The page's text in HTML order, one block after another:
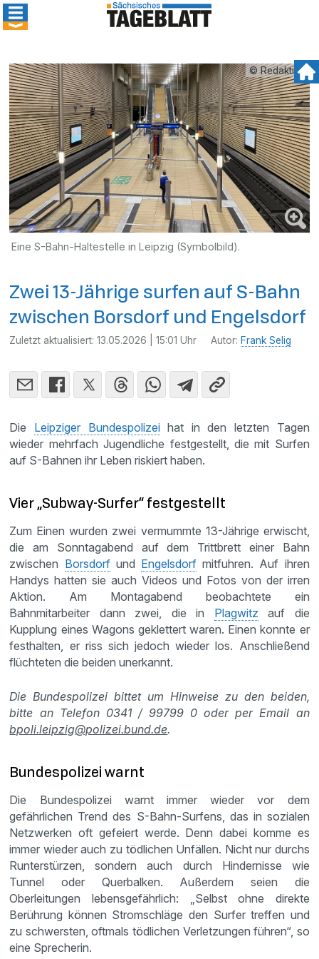
© Redaktion
Eine S-Bahn-Haltestelle in Leipzig (Symbolbild).
Zwei 13-Jährige surfen auf S-Bahn
zwischen Borsdorf und Engelsdorf
Zuletzt aktualisiert:13.05.2026 | 15:01 Uhr Autor: Frank Selig
Die Leipziger Bundespolizeihat in den letzten Tagen
wieder mehrfach Jugendliche festgestellt, die mit Surfen
auf S-Bahnen ihr Leben riskiert haben.
Vier „Subway-Surfer“ festgestellt
Zum Einen wurden zwei vermummte 13-Jährige erwischt,
die am Sonntagabend auf dem Trittbrett einer Bahn
zwischen Borsdorfund Engelsdorf mitfuhren. Auf ihren
Handys hatten sie auch Videos und Fotos von der irren
Aktion. Am Montagabend beobachtete ein
Bahnmitarbeiter dann zwei, die in Plagwitz auf die
Kupplung eines Wagons geklettert waren. Einen konnte er
festhalten, er riss sich jedoch wieder los. Anschließend
flüchteten die beiden unerkannt.
Die Bundespolizei bittet um Hinweise zu den beiden,
bitte an Telefon 0341 / 99799 0 oder per Email an
bpoli.leipzig@polizei.bund.de.
Bundespolizei warnt
Die Bundespolizei warnt immer wieder vor dem
gefährlichen Trend des S-Bahn-Surfens, das in sozialen
Netzwerken oft gefeiert werde. Denn dabei komme es
immer wieder auch zu tödlichen Unfällen. Nicht nur durchs
Runterstürzen, sondern auch durch Hindernisse wie
Tunnel oder Querbalken. Außerdem seien die
Oberleitungen lebensgefährlich: „Selbst ohne direkte
Berührung können Stromschläge den Surfer treffen und
zu schwersten, oftmals tödlichen Verletzungen führen“, so
eine Sprecherin.